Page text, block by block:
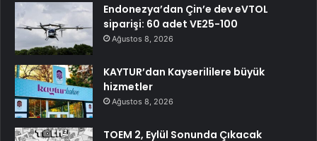
Endonezya’dan Çin’e dev eVTOL
siparişi: 60 adet VE25-100
Ağustos 8, 2026
KAYTUR’dan Kayserililere büyük
hizmetler
Ağustos 8, 2026
TOEM 2, Eylül Sonunda Çıkacak